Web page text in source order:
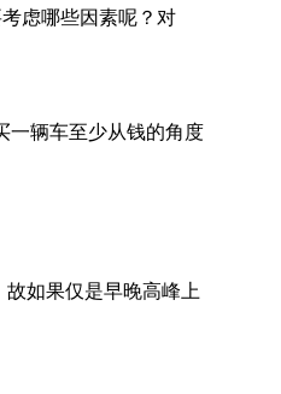
虑哪些因素呢？对
辆车至少从钱的角度
如果仅是早晚高峰上